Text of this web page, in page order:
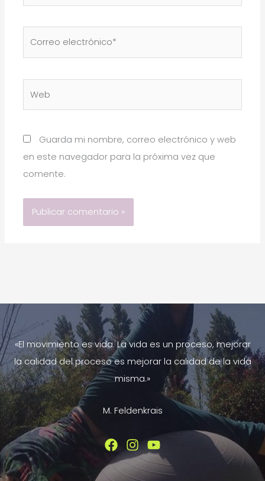
Guarda mi nombre, correo electrónico y web
en este navegador para la próxima vez que
comente.
«El movimiento es vida. La vida es un proceso, mejorar
la calidad del proceso es mejorar la calidad de la vida
misma.»
M. Feldenkrais